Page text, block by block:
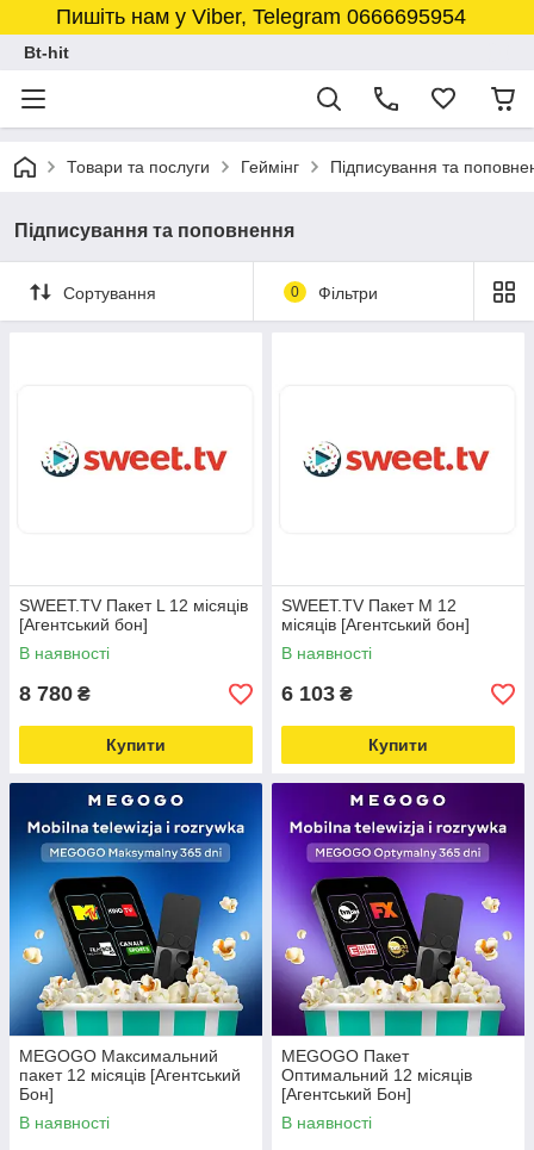
Пишіть нам у Viber, Telegram 0666695954
Bt-hit
Товари та послуги Геймінг Підписування та
Підписування та поповнення
Сортування 0 Фільтри
SWEET.TV Пакет L 12 місяців
[Агентський бон]
В наявності
8 780 ₴
Купити
SWEET.TV Пакет M 12
місяців [Агентський бон]
В наявності
6 103 ₴
Купити
MEGOGO Максимальний
пакет 12 місяців [Агентський
Бон]
В наявності
MEGOGO Пакет
Оптимальний 12 місяців
[Агентський Бон]
В наявності